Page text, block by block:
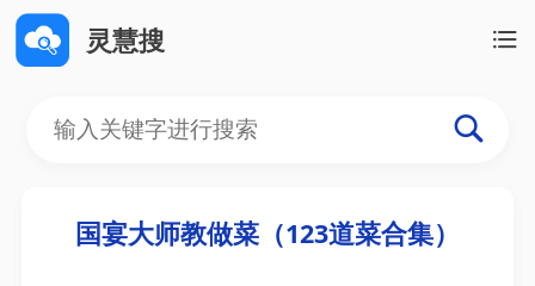
灵慧搜
国宴大师教做菜（123道菜合集）